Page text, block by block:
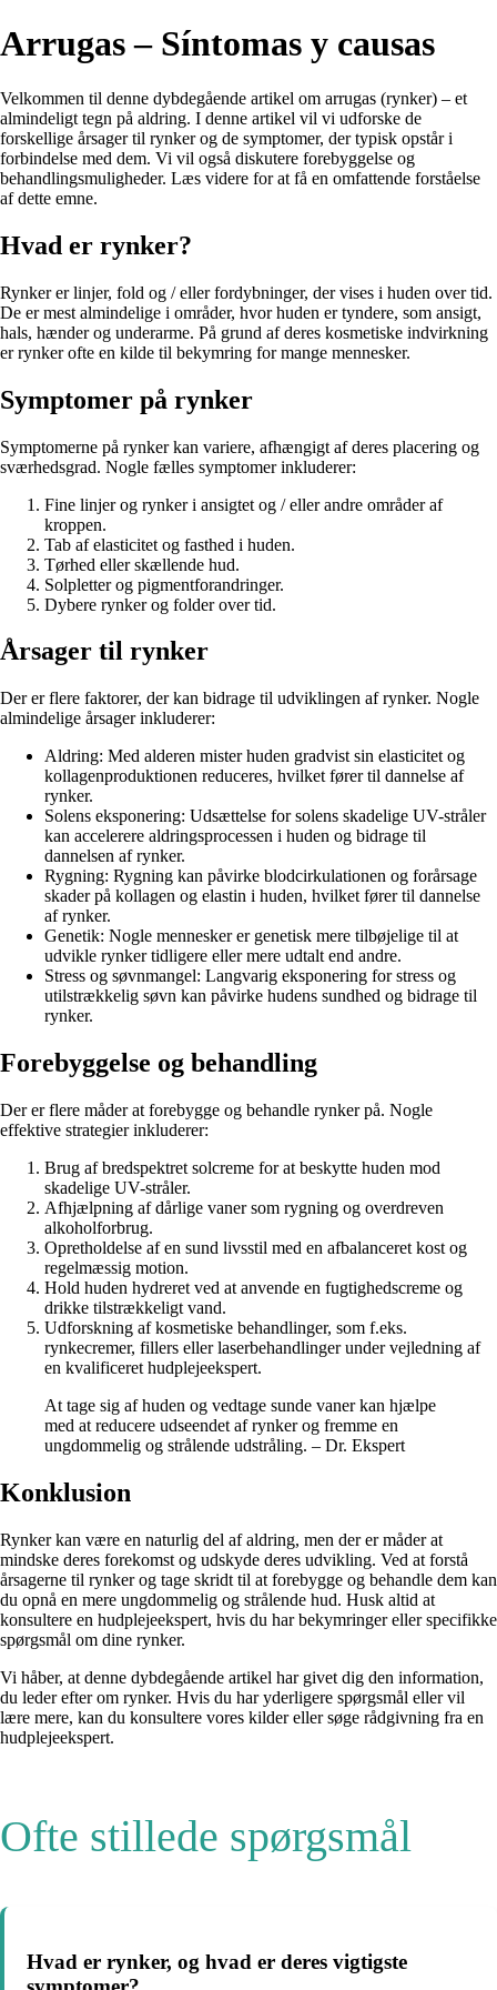
Arrugas – Síntomas y causas
Velkommen til denne dybdegående artikel om arrugas (rynker) – et
almindeligt tegn på aldring. I denne artikel vil vi udforske de
forskellige årsager til rynker og de symptomer, der typisk opstår i
forbindelse med dem. Vi vil også diskutere forebyggelse og
behandlingsmuligheder. Læs videre for at få en omfattende forståelse
af dette emne.
Hvad er rynker?
Rynker er linjer, fold og / eller fordybninger, der vises i huden over tid.
De er mest almindelige i områder, hvor huden er tyndere, som ansigt,
hals, hænder og underarme. På grund af deres kosmetiske indvirkning
er rynker ofte en kilde til bekymring for mange mennesker.
Symptomer på rynker
Symptomerne på rynker kan variere, afhængigt af deres placering og
sværhedsgrad. Nogle fælles symptomer inkluderer:
Fine linjer og rynker i ansigtet og / eller andre områder af
kroppen.
Tab af elasticitet og fasthed i huden.
Tørhed eller skællende hud.
Solpletter og pigmentforandringer.
Dybere rynker og folder over tid.
Årsager til rynker
Der er flere faktorer, der kan bidrage til udviklingen af rynker. Nogle
almindelige årsager inkluderer:
Aldring: Med alderen mister huden gradvist sin elasticitet og
kollagenproduktionen reduceres, hvilket fører til dannelse af
rynker.
Solens eksponering: Udsættelse for solens skadelige UV-stråler
kan accelerere aldringsprocessen i huden og bidrage til
dannelsen af rynker.
Rygning: Rygning kan påvirke blodcirkulationen og forårsage
skader på kollagen og elastin i huden, hvilket fører til dannelse
af rynker.
Genetik: Nogle mennesker er genetisk mere tilbøjelige til at
udvikle rynker tidligere eller mere udtalt end andre.
Stress og søvnmangel: Langvarig eksponering for stress og
utilstrækkelig søvn kan påvirke hudens sundhed og bidrage til
rynker.
Forebyggelse og behandling
Der er flere måder at forebygge og behandle rynker på. Nogle
effektive strategier inkluderer:
Brug af bredspektret solcreme for at beskytte huden mod
skadelige UV-stråler.
Afhjælpning af dårlige vaner som rygning og overdreven
alkoholforbrug.
Opretholdelse af en sund livsstil med en afbalanceret kost og
regelmæssig motion.
Hold huden hydreret ved at anvende en fugtighedscreme og
drikke tilstrækkeligt vand.
Udforskning af kosmetiske behandlinger, som f.eks.
rynkecremer, fillers eller laserbehandlinger under vejledning af
en kvalificeret hudplejeekspert.
At tage sig af huden og vedtage sunde vaner kan hjælpe
med at reducere udseendet af rynker og fremme en
ungdommelig og strålende udstråling. – Dr. Ekspert
Konklusion
Rynker kan være en naturlig del af aldring, men der er måder at
mindske deres forekomst og udskyde deres udvikling. Ved at forstå
årsagerne til rynker og tage skridt til at forebygge og behandle dem kan
du opnå en mere ungdommelig og strålende hud. Husk altid at
konsultere en hudplejeekspert, hvis du har bekymringer eller specifikke
spørgsmål om dine rynker.
Vi håber, at denne dybdegående artikel har givet dig den information,
du leder efter om rynker. Hvis du har yderligere spørgsmål eller vil
lære mere, kan du konsultere vores kilder eller søge rådgivning fra en
hudplejeekspert.
Ofte stillede spørgsmål
Hvad er rynker, og hvad er deres vigtigste